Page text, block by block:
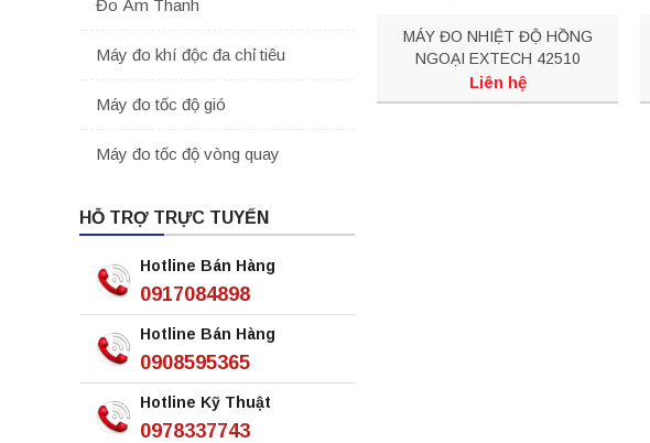
MÁY ĐO NHIỆT ĐỘ HỒNG
NGOẠI EXTECH 42510
Liên hệ
Đo Âm Thanh
Máy đo khí độc đa chỉ tiêu
Máy đo tốc độ gió
Máy đo tốc độ vòng quay
HỖ TRỢ TRỰC TUYẾN
Hotline Bán Hàng
0917084898
Hotline Bán Hàng
0908595365
Hotline Kỹ Thuật
0978337743